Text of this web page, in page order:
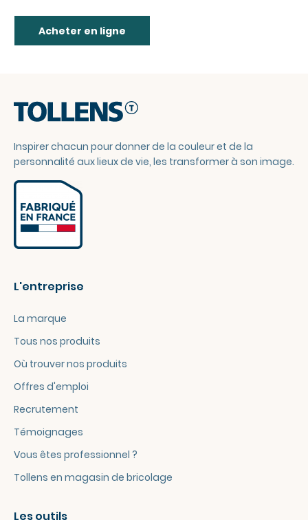
Acheter en ligne
Inspirer chacun pour donner de la couleur et de la
personnalité aux lieux de vie, les transformer à son image.
L'entreprise
La marque
Tous nos produits
Où trouver nos produits
Offres d'emploi
Recrutement
Témoignages
Vous êtes professionnel ?
Tollens en magasin de bricolage
Les outils